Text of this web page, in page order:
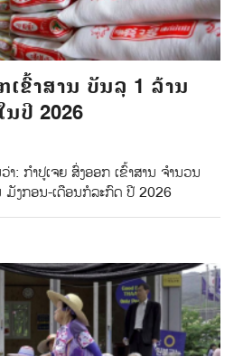
ເຂົ້າສານ ບັນລຸ 1 ລ້ານ
ປີ 2026
າ: ກໍາປູເຈຍ ສົ່ງອອກ ເຂົ້າສານ ຈຳນວນ
ມັງກອນ-ເດືອນກໍລະກົດ ປີ 2026